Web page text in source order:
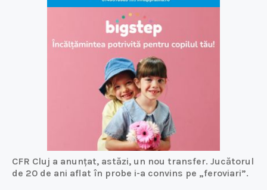
CFR Cluj a anunțat, astăzi, un nou transfer. Jucătorul
de 20 de ani aflat în probe i-a convins pe „feroviari”.